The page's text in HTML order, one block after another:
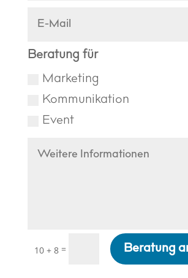
Beratung für
Marketing
Kommunikation
Event
10 + 8 = Beratung